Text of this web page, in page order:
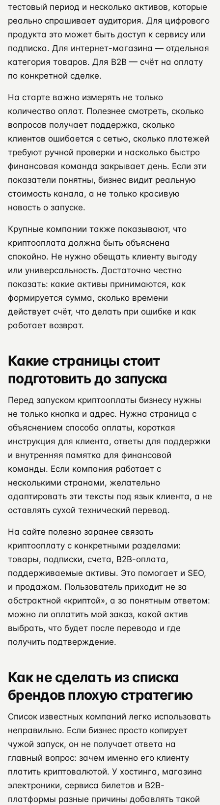
тестовый период и несколько активов, которые
реально спрашивает аудитория. Для цифрового
продукта это может быть доступ к сервису или
подписка. Для интернет-магазина — отдельная
категория товаров. Для B2B — счёт на оплату
по конкретной сделке.
На старте важно измерять не только
количество оплат. Полезнее смотреть, сколько
вопросов получает поддержка, сколько
клиентов ошибается с сетью, сколько платежей
требуют ручной проверки и насколько быстро
финансовая команда закрывает день. Если эти
показатели понятны, бизнес видит реальную
стоимость канала, а не только красивую
новость о запуске.
Крупные компании также показывают, что
криптооплата должна быть объяснена
спокойно. Не нужно обещать клиенту выгоду
или универсальность. Достаточно честно
показать: какие активы принимаются, как
формируется сумма, сколько времени
действует счёт, что делать при ошибке и как
работает возврат.
Какие страницы стоит
подготовить до запуска
Перед запуском криптооплаты бизнесу нужны
не только кнопка и адрес. Нужна страница с
объяснением способа оплаты, короткая
инструкция для клиента, ответы для поддержки
и внутренняя памятка для финансовой
команды. Если компания работает с
несколькими странами, желательно
адаптировать эти тексты под язык клиента, а не
оставлять сухой технический перевод.
На сайте полезно заранее связать
криптооплату с конкретными разделами:
товары, подписки, счета, B2B-оплата,
поддерживаемые активы. Это помогает и SEO,
и продажам. Пользователь приходит не за
абстрактной «криптой», а за понятным ответом:
можно ли оплатить мой заказ, какой актив
выбрать, что будет после перевода и где
получить подтверждение.
Как не сделать из списка
брендов плохую стратегию
Список известных компаний легко использовать
неправильно. Если бизнес просто копирует
чужой запуск, он не получает ответа на
главный вопрос: зачем именно его клиенту
платить криптовалютой. У хостинга, магазина
электроники, сервиса билетов и B2B-
платформы разные причины добавлять такой